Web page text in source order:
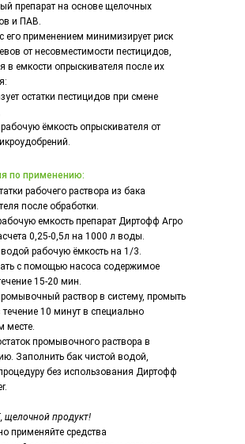
продукт!
применяйте средства
рабочего раствора из бака
после обработки.
емкость препарат Диртофф Агро
0,25-0,5л на 1000 л воды.
рабочую ёмкость на 1/3.
с помощью насоса содержимое
15-20 мин.
раствор в систему, промыть
10 минут в специально
месте.
промывочного раствора в
Заполнить бак чистой водой,
без использования Диртофф
по применению:
препарат на основе щелочных
и ПАВ.
его применением минимизирует риск
от несовместимости пестицидов,
в емкости опрыскивателя после их
остатки пестицидов при смене
ёмкость опрыскивателя от